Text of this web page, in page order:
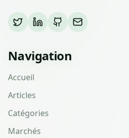
Navigation
Accueil
Articles
Catégories
Marchés